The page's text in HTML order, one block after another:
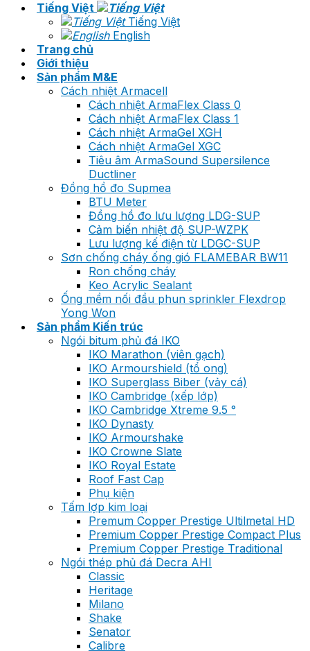
Tiếng Việt
Tiếng Việt
English
Trang chủ
Giới thiệu
Sản phẩm M&E
Cách nhiệt Armacell
Cách nhiệt ArmaFlex Class 0
Cách nhiệt ArmaFlex Class 1
Cách nhiệt ArmaGel XGH
Cách nhiệt ArmaGel XGC
Tiêu âm ArmaSound Supersilence
Ductliner
Đồng hồ đo Supmea
BTU Meter
Đồng hồ đo lưu lượng LDG-SUP
Cảm biến nhiệt độ SUP-WZPK
Lưu lượng kế điện từ LDGC-SUP
Sơn chống cháy ống gió FLAMEBAR BW11
Ron chống cháy
Keo Acrylic Sealant
Ống mềm nối đầu phun sprinkler Flexdrop
Yong Won
Sản phẩm Kiến trúc
Ngói bitum phủ đá IKO
IKO Marathon (viên gạch)
IKO Armourshield (tổ ong)
IKO Superglass Biber (vảy cá)
IKO Cambridge (xếp lớp)
IKO Cambridge Xtreme 9.5 °
IKO Dynasty
IKO Armourshake
IKO Crowne Slate
IKO Royal Estate
Roof Fast Cap
Phụ kiện
Tấm lợp kim loại
Premum Copper Prestige Ultilmetal HD
Premium Copper Prestige Compact Plus
Premium Copper Prestige Traditional
Ngói thép phủ đá Decra AHI
Classic
Heritage
Milano
Shake
Senator
Calibre